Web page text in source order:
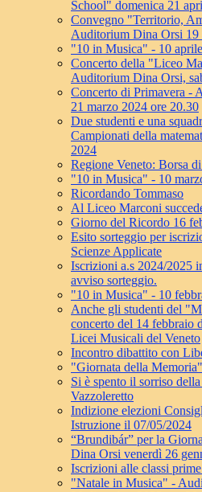
School" domenica 21
Convegno "Territorio,
Auditorium Dina Orsi 19
"10 in Musica" - 10
Concerto della "Liceo
Auditorium Dina Orsi,
Concerto di Primavera -
21 marzo 2024 ore 20.30
Due studenti e una
Campionati della
2024
Regione Veneto: Borsa
"10 in Musica" - 10
Ricordando Tommaso
Al Liceo Marconi
Giorno del Ricordo 16
Esito sorteggio per
Scienze Applicate
Iscrizioni a.s 2024/2025
avviso sorteggio.
"10 in Musica" - 10
Anche gli studenti del
concerto del 14 febbraio
Licei Musicali del Veneto
Incontro dibattito con
"Giornata della
Si è spento il sorriso
Vazzoleretto
Indizione elezioni
Istruzione il 07/05/2024
“Brundibár” per la
Dina Orsi venerdì 26
Iscrizioni alle classi
"Natale in Musica" -